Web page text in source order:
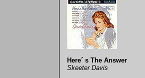
Here´ s The Answer
Skeeter Davis